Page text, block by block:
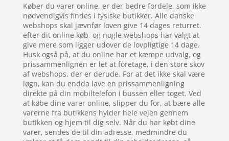
Køber du varer online, er der bedre fordele, som ikke
nødvendigvis findes i fysiske butikker. Alle danske
webshops skal jævnfør loven give 14 dages returret.
efter dit online køb, og nogle webshops har valgt at
give mere som ligger udover de lovpligtige 14 dage.
Husk også på, at du online har et kæmpe udvalg, og
prissammenlignen er let at foretage, i den store skov
af webshops, der er derude. For at det ikke skal være
løgn, kan du endda lave en prissammenligning
direkte på din mobiltelefon i bussen eller toget. Ved
at købe dine varer online, slipper du for, at bære alle
varerne fra butikkens hylder hele vejen gennem
butikken og hjem til dig selv. Når du har købt dine
varer, sendes de til din adresse, medmindre du